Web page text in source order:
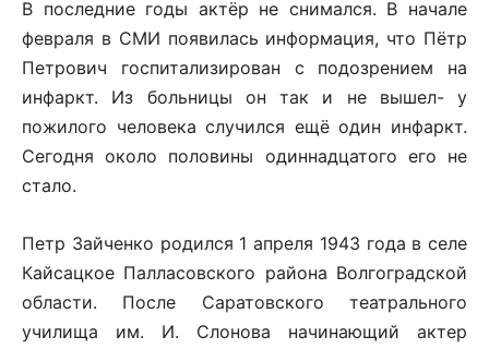
В последние годы актёр не снимался. В начале
февраля в СМИ появилась информация, что Пётр
Петрович госпитализирован с подозрением на
инфаркт. Из больницы он так и не вышел- у
пожилого человека случился ещё один инфаркт.
Сегодня около половины одиннадцатого его не
стало.
Петр Зайченко родился 1 апреля 1943 года в селе
Кайсацкое Палласовского района Волгоградской
области. После Саратовского театрального
училища им. И. Слонова начинающий актер